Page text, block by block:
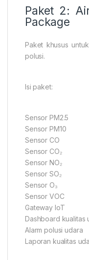
Paket 2:
Package
Paket khusus
polusi.
Isi paket:
Sensor PM2.5
Sensor PM10
Sensor CO
Sensor CO₂
Sensor NO₂
Sensor SO₂
Sensor O₃
Sensor VOC
Gateway IoT
Dashboard kualitas
Alarm polusi udara
Laporan kualitas